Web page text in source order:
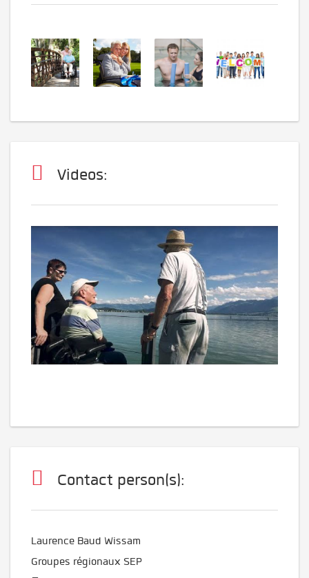
Videos:
Contact person(s):
Laurence Baud Wissam
Groupes régionaux SEP